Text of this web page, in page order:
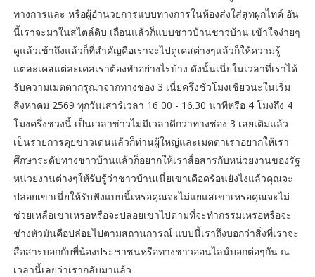
ทางการและ หรือผู้อำนวยการแบบทางการในห้องส่งใส่สูทผูกไทด์ อัน
นี้เราจะมาในสไตล์ดิบ เถื่อนแล้วก็แบบชาวบ้านชาวบ้าน เข้าใจง่ายๆ
ดูแล้วเข้าถึงแล้วก็ที่สำคัญคือเราจะไปดูเคสต่างๆแล้วก็ให้ความรู้
แต่ละเคสแต่ละเคสเราต้องทำอย่างไรบ้าง ดังนั้นเนี่ยในเวลาที่เราได้
รับความเมตตากรุณาจากทางช่อง 3 เนี่ยครึ่งชั่วโมงเชียวนะในเริ่ม
สิงหาคม 2569 ทุกวันเสาร์เวลา 16 00 - 16.30 นาทีหรือ 4 โมงถึง 4
โมงครึ่งช่วงนี้ เป็นเวลาข่าวไม่มีเวลาดีกว่าทางช่อง 3 เลยเติมแล้ว
เป็นรายการคุยข่าวเด่นแล้วก็ท่านผู้ใหญ่และเมตตาเราอยากให้เรา
ศึกษาระดับทางชาวบ้านแล้วก็อยากให้เราสื่อสารกับหน่วยงานของรัฐ
หน่วยงานต่างๆให้รับรู้ว่าชาวบ้านเนี่ยเขาเดือดร้อนยังไงแล้วคุณจะ
ปล่อยเขาเนี่ยให้รับฟังแบบนี้เหรอคุณจะไม่แยแสเขาเหรอคุณจะไม่
ช่วยเหลือเขาเหรอหรือจะปล่อยเขาไปตามที่จะทำกรรมเหรอหรือจะ
ช่างหัวมันคือปล่อยไปตามสถานการณ์ แบบนี้เราถึงบอกว่าสิ่งที่เราจะ
สื่อสารบอกกับพี่น้องประชาชนหรือทางชาวออนไลน์บอกต่อๆกัน ณ
เวลานี้เลยว่าเรากลับมาแล้ว